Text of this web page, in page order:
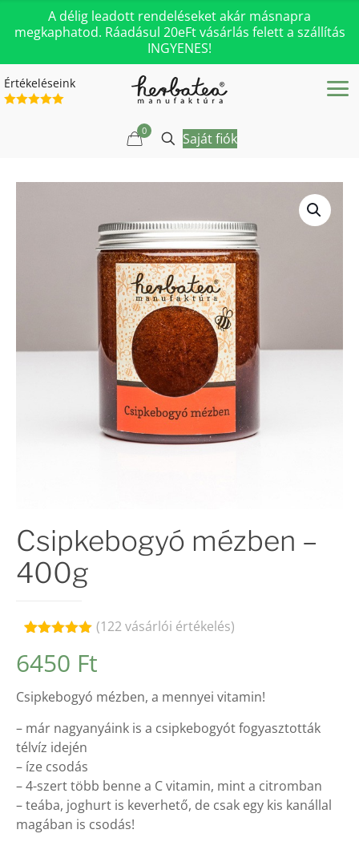
A délig leadott rendeléseket akár másnapra
megkaphatod. Ráadásul 20eFt vásárlás felett a szállítás
INGYENES!
Értékeléseink
0 Saját fiók
Csipkebogyó mézben –
400g
4.94az 5-
ből,
alapján
(122vásárlói értékelés)
6450 Ft
Csipkebogyó mézben, a mennyei vitamin!
– már nagyanyáink is a csipkebogyót fogyasztották
télvíz idején
– íze csodás
– 4-szert több benne a C vitamin, mint a citromban
– teába, joghurt is keverhető, de csak egy kis kanállal
magában is csodás!